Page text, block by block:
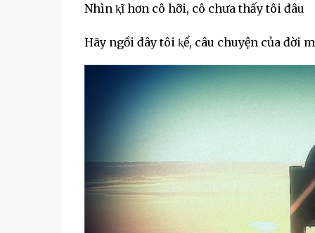
Nhìn ⱪĩ hơn cô hỡi, cô chưa thấy tôi đâu
Hãy ngồi đây tôi ⱪể, câu chuyện của đời